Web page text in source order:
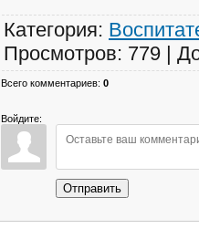
Категория:
Просмотров: 779 |
Всего комментариев: 0
Войдите:
Отправить